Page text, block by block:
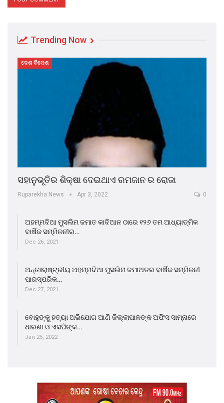
Trending Now
ଦେଶ ବିଦେଶ
ସହାନୁଭୂତିର ଶିକ୍ଷା ଦେଇଥାଏ ରମଜାନ ର ରୋଜା
Ruparekha News Apr 3, 2022 0
ଅହମ୍ମଦିଆ ମୁସଲିମ ଜମାତ କାଦିଆନ ଠାରେ ୧୨୬ ତମ ଆଧ୍ୟାତ୍ମିକ
ବାର୍ଷିକ ସମ୍ମିଳନୀର…
Dec 26, 2021
ଅନ୍ତଃରାଷ୍ଟ୍ରୀୟ ଅହମ୍ମଦିଆ ମୁସଲିମ ଜମାଅତର ବାର୍ଷିକ ସମ୍ମିଳନୀ
ପାରସ୍ପରିକ…
Dec 27, 2021
ବୋହୁଙ୍କୁ ହତ୍ୟା ଅଭିଯୋଗ ଆଣି ଜିଲ୍ଲାପାଳଙ୍କ ଅଫିସ ସାମ୍ନାରେ
ଧାରଣା ଓ ଏସପିଙ୍କ…
Jan 25, 2022